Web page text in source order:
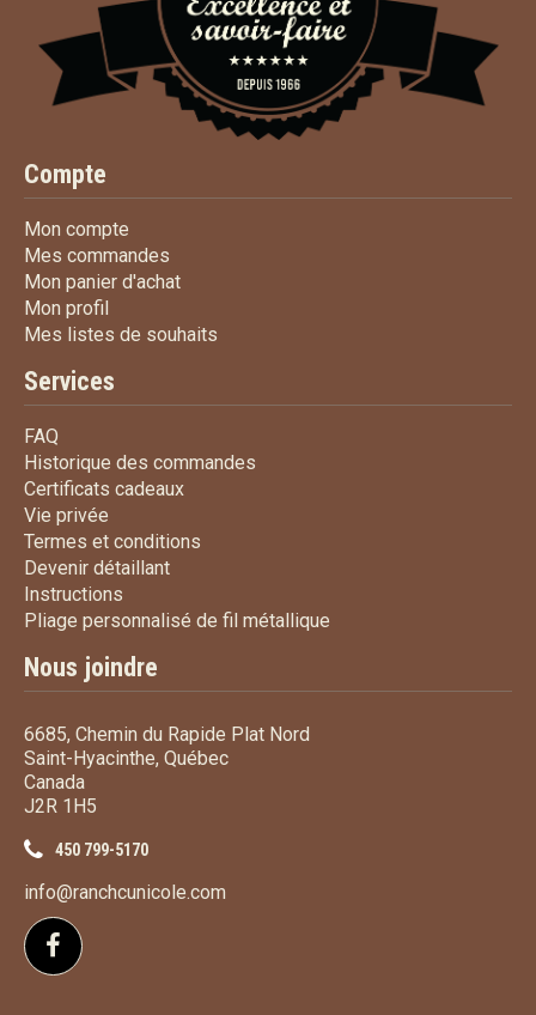
Compte
Mon compte
Mes commandes
Mon panier d'achatMon panier d'achat
Mon profil
Mes listes de souhaits
Services
FAQ
Historique des commandes
Certificats cadeauxCertificats cadeaux
Vie privée
Termes et conditions
Devenir détaillantDevenir détaillant
Instructions
Pliage personnalisé de fil métallique
Nous joindre
6685, Chemin du Rapide Plat Nord
Saint-Hyacinthe, Québec
Canada
J2R 1H5
450 799-5170
info@ranchcunicole.com
Suivez-nous sur Facebook